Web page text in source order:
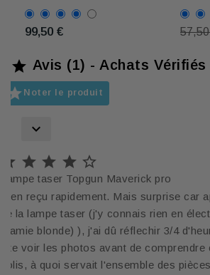
bombes
lacrymogenes
99,50 €
 Avis (1) - Achats Vérifiés
 Noter le produit

    
Lampe taser Topgun Maverick pro
Bien reçu rapidement. Mais surprise car
de la lampe taser (j'y connais rien en
mamie blonde) ), j'ai dû réflechir 3/4
site voir les photos avant de comprendre
colis, à quoi servait l'ensemble des